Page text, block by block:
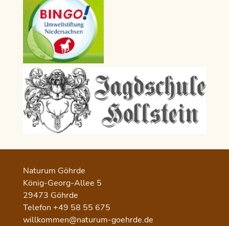
Naturum Göhrde
König-Georg-Allee 5
29473 Göhrde
Telefon +49 58 55 675
willkommen@naturum-goehrde.de